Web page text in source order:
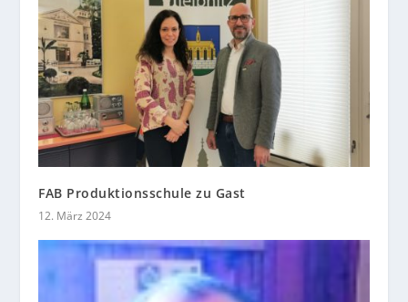
FAB Produktionsschule zu Gast
12. März 2024